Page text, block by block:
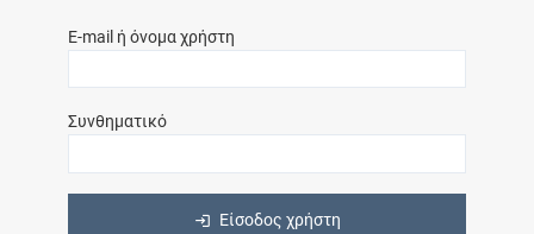
E-mail ή όνομα χρήστη
Συνθηματικό
Είσοδος χρήστη